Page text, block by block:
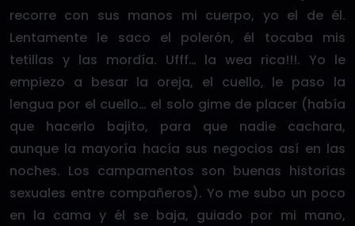
recorre con sus manos mi cuerpo, yo el de él.
Lentamente le saco el polerón, él tocaba mis
tetillas y las mordía. Ufff… la wea rica!!!. Yo le
empiezo a besar la oreja, el cuello, le paso la
lengua por el cuello… el solo gime de placer (había
que hacerlo bajito, para que nadie cachara,
aunque la mayoría hacía sus negocios así en las
noches. Los campamentos son buenas historias
sexuales entre compañeros). Yo me subo un poco
en la cama y él se baja, guiado por mi mano,